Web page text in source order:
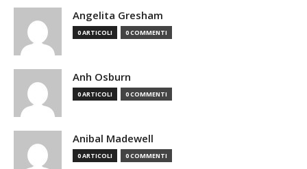
Angelita Gresham
0 ARTICOLI 0 COMMENTI
Anh Osburn
0 ARTICOLI 0 COMMENTI
Anibal Madewell
0 ARTICOLI 0 COMMENTI